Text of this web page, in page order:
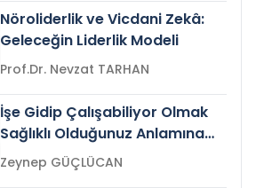
Nöroliderlik ve Vicdani Zekâ:
Geleceğin Liderlik Modeli
Prof.Dr. Nevzat TARHAN
İşe Gidip Çalışabiliyor Olmak
Sağlıklı Olduğunuz Anlamına
Gelir mi?Zeynep GÜÇLÜCAN